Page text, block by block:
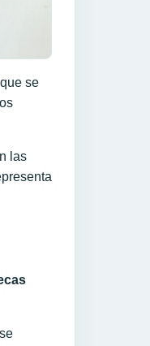
se
las
se